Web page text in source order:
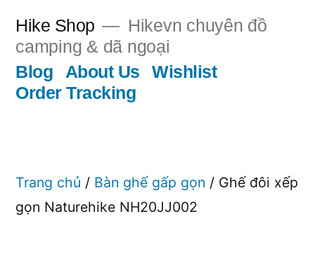
đến
phần
nội
Hike Shop
Hikevn chuyên đồ
camping & dã ngoại
Blog
About Us
Wishlist
Order Tracking
Trang chủ / Bàn ghế gấp gọn / Ghế đôi xếp
gọn Naturehike NH20JJ002